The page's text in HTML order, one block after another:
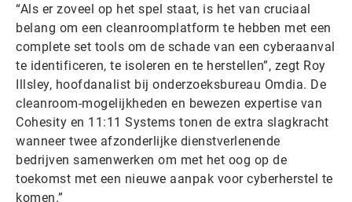
“Als er zoveel op het spel staat, is het van cruciaal
belang om een cleanroomplatform te hebben met een
complete set tools om de schade van een cyberaanval
te identificeren, te isoleren en te herstellen”, zegt Roy
Illsley, hoofdanalist bij onderzoeksbureau Omdia. De
cleanroom-mogelijkheden en bewezen expertise van
Cohesity en 11:11 Systems tonen de extra slagkracht
wanneer twee afzonderlijke dienstverlenende
bedrijven samenwerken om met het oog op de
toekomst met een nieuwe aanpak voor cyberherstel te
komen.”